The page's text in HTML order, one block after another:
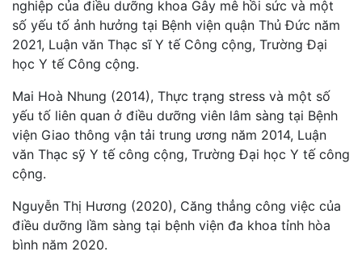
nghiệp của điều dưỡng khoa Gây mê hồi sức và một
số yếu tố ảnh hưởng tại Bệnh viện quận Thủ Đức năm
2021, Luận văn Thạc sĩ Y tế Công cộng, Trường Đại
học Y tế Công cộng.
Mai Hoà Nhung (2014), Thực trạng stress và một số
yếu tố liên quan ở điều dưỡng viên lâm sàng tại Bệnh
viện Giao thông vận tải trung ương năm 2014, Luận
văn Thạc sỹ Y tế công cộng, Trường Đại học Y tế công
cộng.
Nguyễn Thị Hương (2020), Căng thẳng công việc của
điều dưỡng lầm sàng tại bệnh viện đa khoa tỉnh hòa
bình năm 2020.